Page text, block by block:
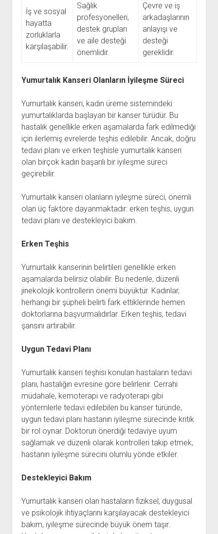
İş ve sosyal
hayatta
zorluklarla
karşılaşabilir.
Sağlık
profesyonelleri,
destek grupları
ve aile desteği
önemlidir.
Çevre ve iş
arkadaşlarının
anlayışı ve
desteği
gereklidir.
Yumurtalık Kanseri Olanların İyileşme Süreci
Yumurtalık kanseri, kadın üreme sistemindeki
yumurtalıklarda başlayan bir kanser türüdür. Bu
hastalık genellikle erken aşamalarda fark edilmediği
için ilerlemiş evrelerde teşhis edilebilir. Ancak, doğru
tedavi planı ve erken teşhisle yumurtalık kanseri
olan birçok kadın başarılı bir iyileşme süreci
geçirebilir.
Yumurtalık kanseri olanların iyileşme süreci, önemli
olan üç faktöre dayanmaktadır: erken teşhis, uygun
tedavi planı ve destekleyici bakım.
Erken Teşhis
Yumurtalık kanserinin belirtileri genellikle erken
aşamalarda belirsiz olabilir. Bu nedenle, düzenli
jinekolojik kontrollerin önemi büyüktür. Kadınlar,
herhangi bir şüpheli belirti fark ettiklerinde hemen
doktorlarına başvurmalıdırlar. Erken teşhis, tedavi
şansını artırabilir.
Uygun Tedavi Planı
Yumurtalık kanseri teşhisi konulan hastaların tedavi
planı, hastalığın evresine göre belirlenir. Cerrahi
müdahale, kemoterapi ve radyoterapi gibi
yöntemlerle tedavi edilebilen bu kanser türünde,
uygun tedavi planı hastanın iyileşme sürecinde kritik
bir rol oynar. Doktorun önerdiği tedaviye uyum
sağlamak ve düzenli olarak kontrolleri takip etmek,
hastanın iyileşme sürecini olumlu yönde etkiler.
Destekleyici Bakım
Yumurtalık kanseri olan hastaların fiziksel, duygusal
ve psikolojik ihtiyaçlarını karşılayacak destekleyici
bakım, iyileşme sürecinde büyük önem taşır.